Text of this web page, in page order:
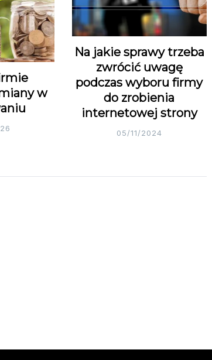
w
Na jakie sprawy trzeba
zwrócić uwagę
podczas wyboru firmy
do zrobienia
internetowej strony
05/11/2024